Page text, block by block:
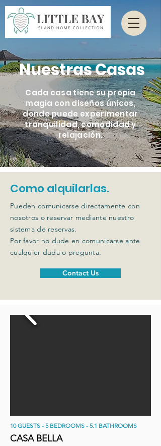
Nuestras Casas
Cada casa tiene su propia
magia con diseños únicos,
donde puede experimentar
tranquilidad, comodidad y
relajación.
Como alquilarlas.
Pueden comunicarse directamente con
nosotros o reservar mediante nuestro
sistema de reservas.
Por favor no dude en comunicarse ante
cualquier duda o pregunta.
Contact Us
10 GUESTS - 5 BEDROOMS - 5.1 BATHROOMS
CASA BELLA